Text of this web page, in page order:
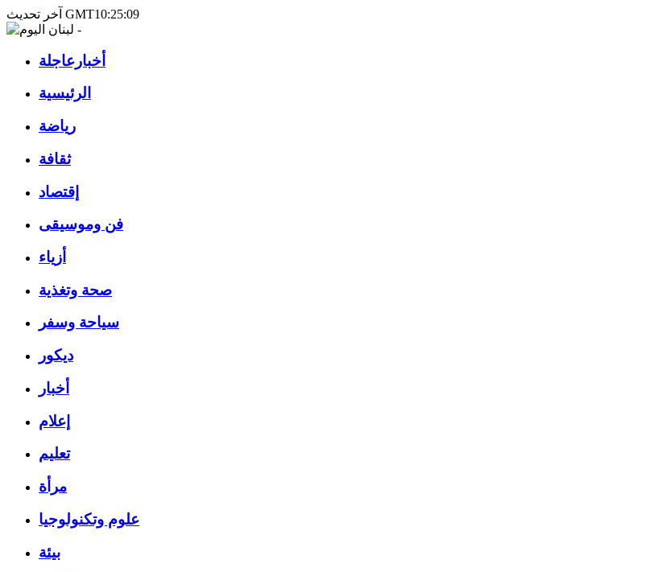
آخر تحديث GMT10:25:09
أخبارعاجلة
الرئيسية
رياضة
ثقافة
إقتصاد
فن وموسيقى
أزياء
صحة وتغذية
سياحة وسفر
ديكور
أخبار
إعلام
تعليم
مرأة
علوم وتكنولوجيا
بيئة